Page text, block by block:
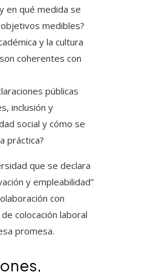
en qué medida se
medibles?
y la cultura
coherentes con
públicas
inclusión y
social y cómo se
práctica?
que se declara
y empleabilidad”
con
colocación laboral
promesa.